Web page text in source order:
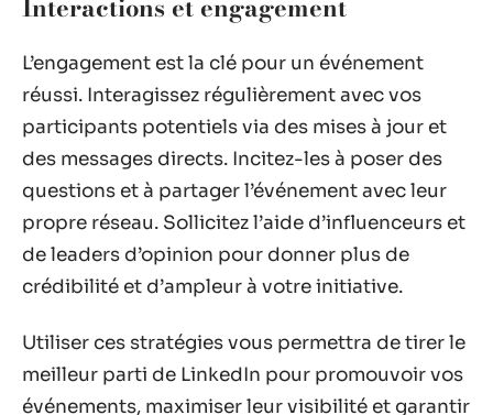
Interactions et engagement
L’engagement est la clé pour un événement
réussi. Interagissez régulièrement avec vos
participants potentiels via des mises à jour et
des messages directs. Incitez-les à poser des
questions et à partager l’événement avec leur
propre réseau. Sollicitez l’aide d’influenceurs et
de leaders d’opinion pour donner plus de
crédibilité et d’ampleur à votre initiative.
Utiliser ces stratégies vous permettra de tirer le
meilleur parti de LinkedIn pour promouvoir vos
événements, maximiser leur visibilité et garantir